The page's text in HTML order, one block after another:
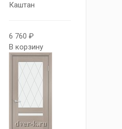
Каштан
6 760 ₽
В корзину